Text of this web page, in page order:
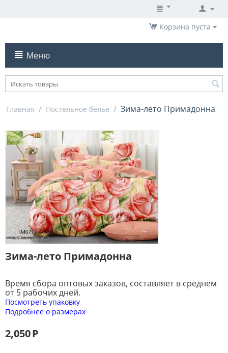
Корзина пуста
Меню
Главная / Постельное белье / Зима-лето Примадонна
Зима-лето Примадонна
Время сбора оптовых заказов, составляет в среднем
от 5 рабочих дней.
Посмотреть упаковку
Подробнее о размерах
2,050Р